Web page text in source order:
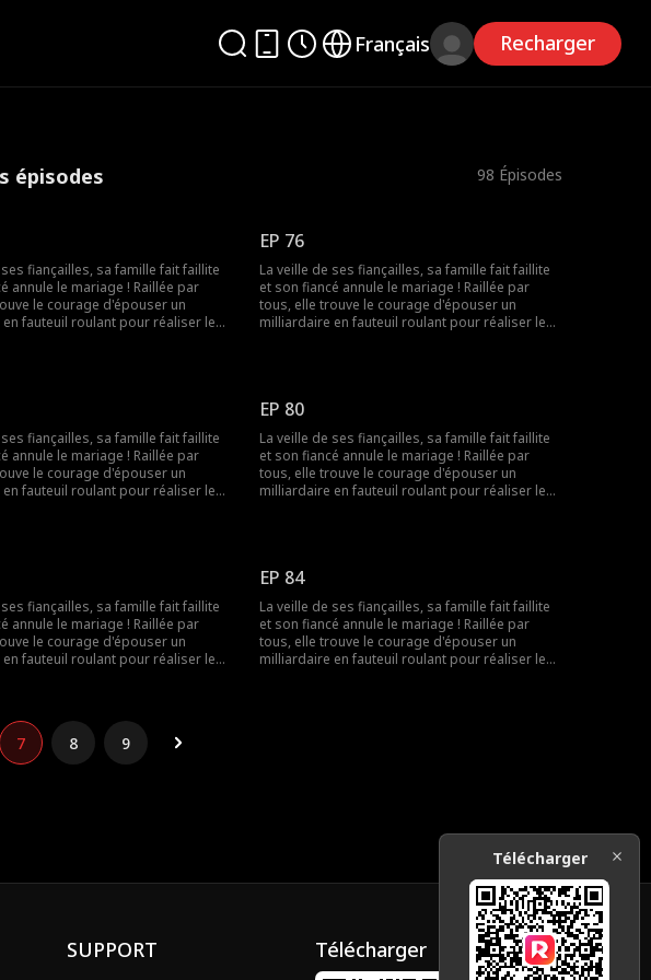
Français Recharger
épisodes 98 Épisodes
fiançailles, sa famille fait faillite
annule le mariage ! Raillée par
le courage d'épouser un
fauteuil roulant pour réaliser le
EP 76
La veille de ses fiançailles, sa famille fait faillite
et son fiancé annule le mariage ! Raillée par
tous, elle trouve le courage d'épouser un
milliardaire en fauteuil roulant pour réaliser le
fiançailles, sa famille fait faillite
annule le mariage ! Raillée par
le courage d'épouser un
fauteuil roulant pour réaliser le
EP 80
La veille de ses fiançailles, sa famille fait faillite
et son fiancé annule le mariage ! Raillée par
tous, elle trouve le courage d'épouser un
milliardaire en fauteuil roulant pour réaliser le
fiançailles, sa famille fait faillite
annule le mariage ! Raillée par
le courage d'épouser un
fauteuil roulant pour réaliser le
EP 84
La veille de ses fiançailles, sa famille fait faillite
et son fiancé annule le mariage ! Raillée par
tous, elle trouve le courage d'épouser un
milliardaire en fauteuil roulant pour réaliser le
7 8 9
SUPPORT Télécharger
Télécharger